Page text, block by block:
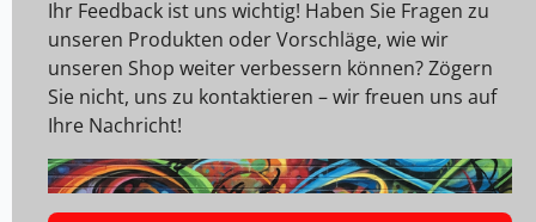
Ihr Feedback ist uns wichtig! Haben Sie Fragen zu
unseren Produkten oder Vorschläge, wie wir
unseren Shop weiter verbessern können? Zögern
Sie nicht, uns zu kontaktieren – wir freuen uns auf
Ihre Nachricht!